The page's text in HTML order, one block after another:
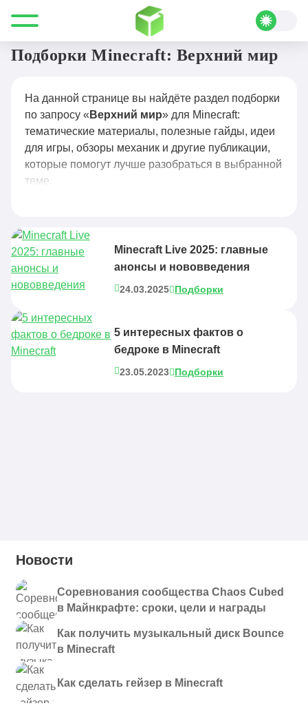
Все для Minecraft Верхний мир
Подборки Minecraft: Верхний мир
На данной странице вы найдёте раздел подборки
по запросу « Верхний мир» для Minecraft:
тематические материалы, полезные гайды, идеи
для игры, обзоры механик и другие публикации,
которые помогут лучше разобраться в выбранной
теме.
Minecraft Live 2025: главные
анонсы и нововведения
24.03.2025 Подборки
5 интересных фактов о
бедроке в Minecraft
23.05.2023 Подборки
Новости
Соревнования сообщества Chaos Cubed
в Майнкрафте: сроки, цели и награды
Как получить музыкальный диск Bounce
в Minecraft
Как сделать гейзер в Minecraft